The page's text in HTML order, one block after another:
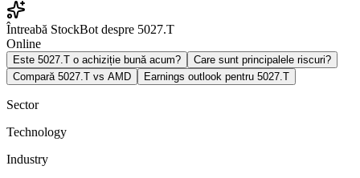
Întreabă StockBot despre 5027.T
Online
Este 5027.T o achiziție bună acum?
Care sunt principalele riscuri?
Compară 5027.T vs AMD
Earnings outlook pentru 5027.T
Sector
Technology
Industry